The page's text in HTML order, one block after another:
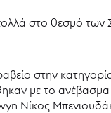
στο θεσμό των
στην
με το
Νίκος